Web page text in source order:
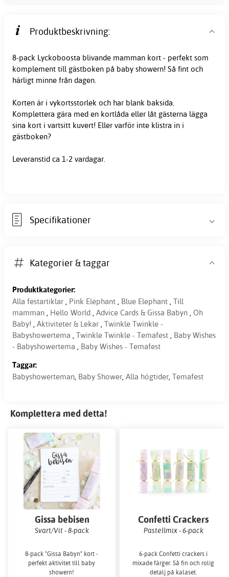
Produktbeskrivning:
8-pack Lyckoboosta blivande mamman kort - perfekt som
komplement till gästboken på baby showern! Så fint och
härligt minne från dagen.
Korten är i vykortsstorlek och har blank baksida.
Komplettera gära med en kortlåda eller låt gästerna lägga
sina kort i vartsitt kuvert! Eller varför inte klistra in i
gästboken?
Leveranstid ca 1-2 vardagar.
Specifikationer
Kategorier & taggar
Produktkategorier:
Alla festartiklar , Pink Elephant , Blue Elephant , Till
mamman , Hello World , Advice Cards & Gissa Babyn , Oh
Baby! , Aktiviteter & Lekar , Twinkle Twinkle -
Babyshowertema , Twinkle Twinkle - Temafest , Baby Wishes
- Babyshowertema , Baby Wishes - Temafest
Taggar:
Babyshowerteman, Baby Shower, Alla högtider, Temafest
Komplettera med detta!
Gissa bebisen
Svart/Vit - 8-pack
8-pack "Gissa Babyn" kort -
perfekt aktivitet till baby
showern!
Confetti Crackers
Pastellmix - 6-pack
6-pack Confetti crackers i
mixade färger. Så fin och rolig
detalj på kalaset.